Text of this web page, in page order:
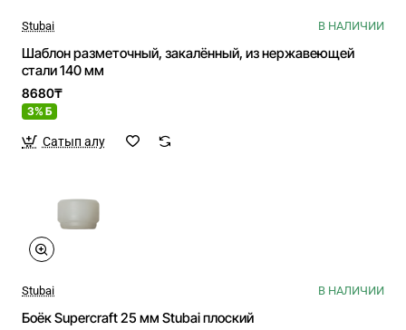
Stubai В НАЛИЧИИ
Шаблон разметочный, закалённый, из нержавеющей
стали 140 мм
8680₸
3% Б
Сатып алу
Stubai В НАЛИЧИИ
Боёк Supercraft 25 мм Stubai плоский